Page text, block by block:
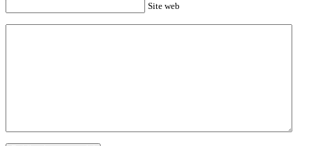
Site web